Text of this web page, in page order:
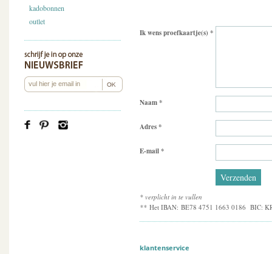
kadobonnen
outlet
Ik wens proefkaartje(s) *
Naam*
Adres*
E-mail*
* verplicht in te vullen
** Het IBAN: BE78 4751 1663 0186 BIC:
klantenservice